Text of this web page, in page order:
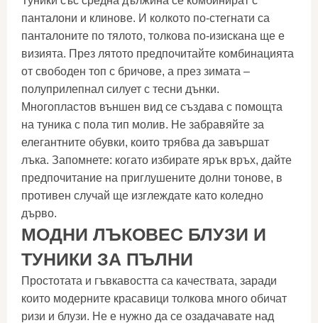
панталони и клинове. И колкото по-стегнати са
панталоните по тялото, толкова по-изискана ще е
визията. През лятото предпочитайте комбинацията
от свободен топ с бричове, а през зимата –
полуприлепнал силует с тесни дънки.
Многопластов външен вид се създава с помощта
на туника с пола тип молив. Не забравяйте за
елегантните обувки, които трябва да завършат
лъка. Запомнете: когато избирате ярък връх, дайте
предпочитание на приглушените долни тонове, в
противен случай ще изглеждате като коледно
дърво.
МОДНИ ЛЪКОВЕС БЛУЗИ И
ТУНИКИ ЗА ПЪЛНИ
Простотата и гъвкавостта са качествата, заради
които модерните красавици толкова много обичат
ризи и блузи. Не е нужно да се озадачавате над